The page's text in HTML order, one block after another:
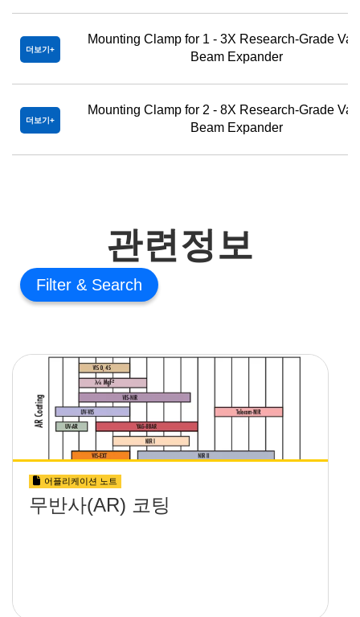
더보기
Mounting Clamp for 1 - 3X Research-Grade
Beam Expander
더보기
Mounting Clamp for 2 - 8X Research-Grade
Beam Expander
관련정보
Filter
어플리케이션 노트
무반사(AR) 코팅